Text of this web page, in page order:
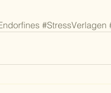
#StressVerlagen